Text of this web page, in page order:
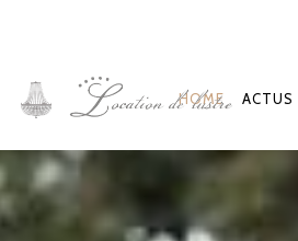
HOME ACTUS